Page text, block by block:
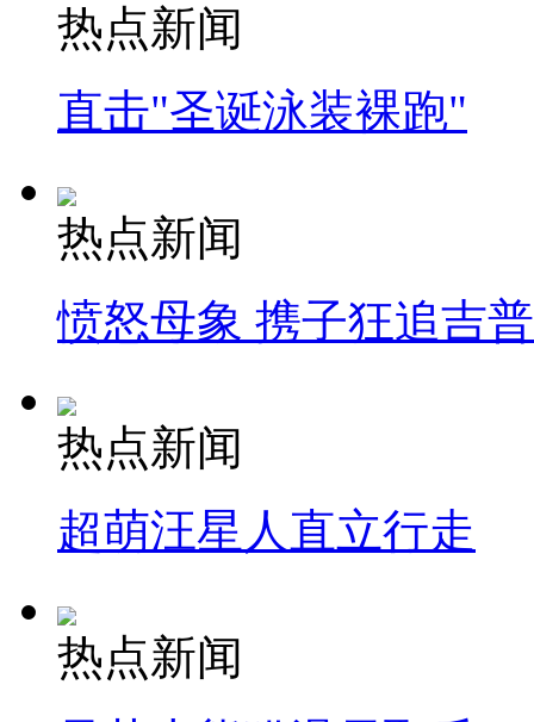
热点新闻
直击"圣诞泳装裸跑"
热点新闻
愤怒母象 携子狂追吉
热点新闻
超萌汪星人直立行走
热点新闻